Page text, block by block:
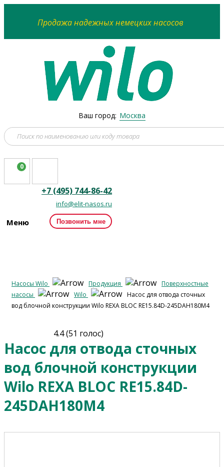
Продажа надежных немецких насосов
Ваш город: Москва
0
+7 (495) 744-86-42
info@elit-nasos.ru
Позвонить мне
Меню
Насосы Wilo Продукция
Поверхностные
насосы
Wilo
Насос для отвода сточных
вод блочной конструкции Wilo REXA BLOC RE15.84D-245DAH180M4
4.4(51 голос)
Насос для отвода сточных
вод блочной конструкции
Wilo REXA BLOC RE15.84D-
245DAH180M4